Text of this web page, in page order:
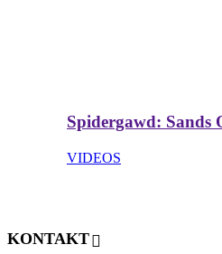
Spidergawd: Sands
VIDEOS
KONTAKT